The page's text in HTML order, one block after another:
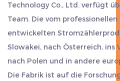
Technology Co., Ltd. verfügt
Team. Die vom
entwickelten
Slowakei, nach Österreich, ins
nach Polen und in andere
Die Fabrik ist auf die